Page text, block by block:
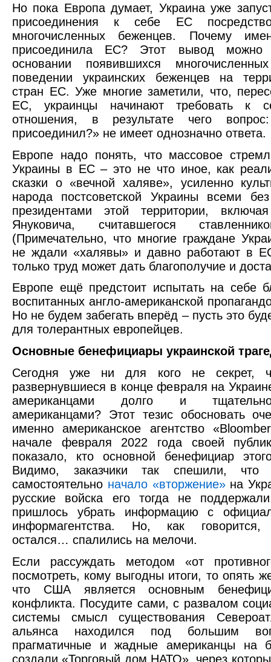
Но пока Европа думает, Украина уже
присоединения к себе ЕС
многочисленных беженцев. Почему
присоединила ЕС? Этот вывод можно
основании появившихся
поведении украинских беженцев на
стран ЕС. Уже многие заметили, что,
ЕС, украинцы начинают требовать к
отношения, в результате чего
присоединил?» не имеет однозначно ответа.
Европе надо понять, что массовое
Украины в ЕС – это не что иное, как
сказки о «вечной халяве», усиленно
народа постсоветской Украины всеми
президентами этой территории,
Януковича, считавшегося
(Примечательно, что многие граждане
не ждали «халявы» и давно работают в
только труд может дать благополучие и
Европе ещё предстоит испытать на себе
воспитанных англо-американской
Но не будем забегать вперёд – пусть это
для толерантных европейцев.
Основные бенефициары украинской
Сегодня уже ни для кого не секрет,
развернувшиеся в конце февраля на
американцами долго и
американцами? Этот тезис обосновать
именно американское агентство
начале февраля 2022 года своей
показало, кто основной бенефициар
Видимо, заказчики так спешили, что
самостоятельно начало «вторжение»на
русские войска его тогда не
пришлось убрать информацию с
информагентства. Но, как говорится,
остался… спалились на мелочи.
Если рассуждать методом «от
посмотреть, кому выгодны итоги, то опять
что США является основным
конфликта. Посудите сами, с развалом
системы смысл существования
альянса находился под большим
прагматичные и жадные американцы на
создали «Торговый дом НАТО», через